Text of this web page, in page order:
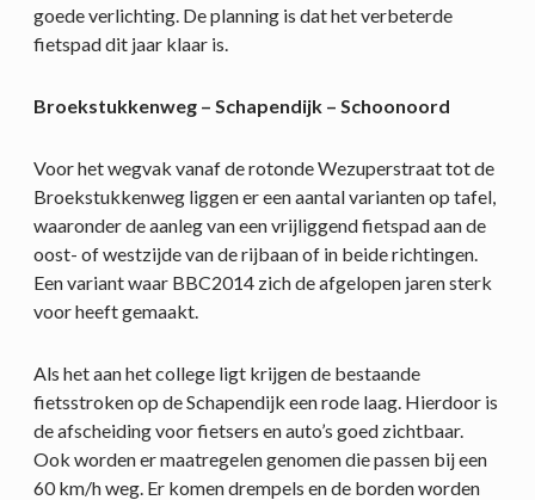
goede verlichting. De planning is dat het verbeterde
fietspad dit jaar klaar is.
Broekstukkenweg – Schapendijk – Schoonoord
Voor het wegvak vanaf de rotonde Wezuperstraat tot de
Broekstukkenweg liggen er een aantal varianten op tafel,
waaronder de aanleg van een vrijliggend fietspad aan de
oost- of westzijde van de rijbaan of in beide richtingen.
Een variant waar BBC2014 zich de afgelopen jaren sterk
voor heeft gemaakt.
Als het aan het college ligt krijgen de bestaande
fietsstroken op de Schapendijk een rode laag. Hierdoor is
de afscheiding voor fietsers en auto’s goed zichtbaar.
Ook worden er maatregelen genomen die passen bij een
60 km/h weg. Er komen drempels en de borden worden